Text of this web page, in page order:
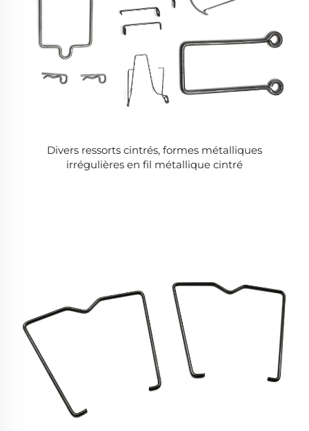
Divers ressorts cintrés, formes métalliques
irrégulières en fil métallique cintré